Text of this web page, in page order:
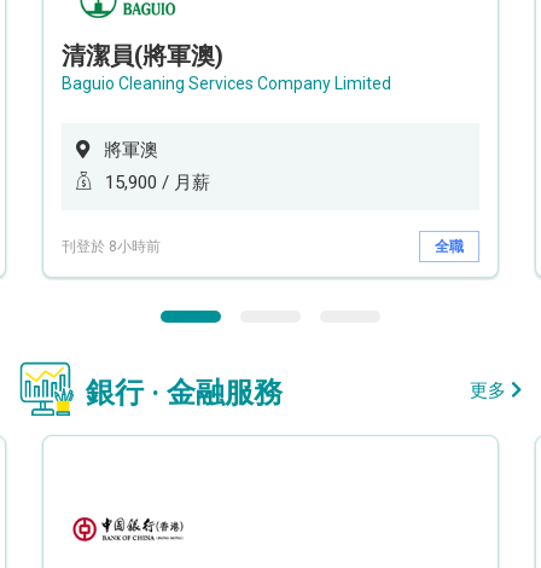
清潔員(將軍澳)
Baguio Cleaning Services Company Limited
將軍澳
15,900 / 月薪
刊登於 8小時前 全職
銀行 · 金融服務 更多